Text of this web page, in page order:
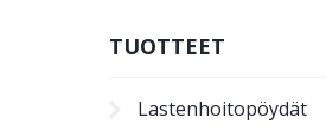
TUOTTEET
Lastenhoito­pöydät